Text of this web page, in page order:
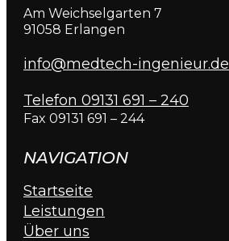
Am Weichselgarten 7
91058 Erlangen
info@medtech-ingenieur.de
Telefon 09131 691 – 240
Fax 09131 691 – 244
NAVIGATION
Startseite
Leistungen
Über uns